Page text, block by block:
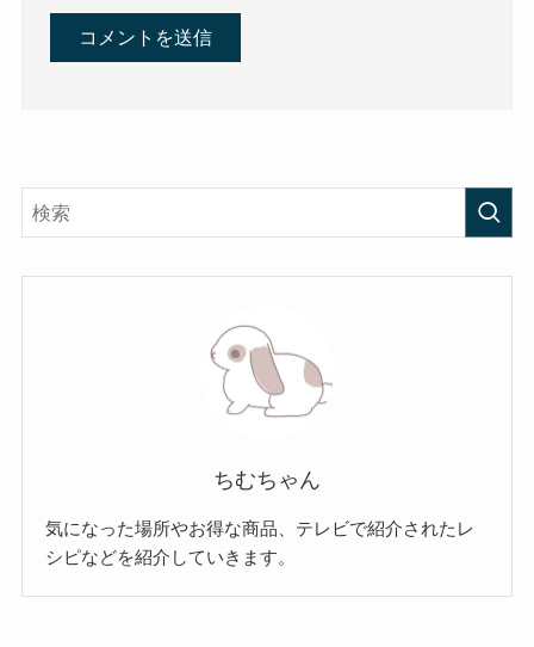
ちむちゃん
気になった場所やお得な商品、テレビで紹介されたレ
シピなどを紹介していきます。